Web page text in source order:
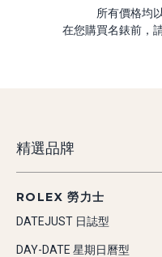
所有價格均
在您購買名錶前，
精選品牌
ROLEX 勞力士
DATEJUST 日誌型
DAY-DATE 星期日曆型